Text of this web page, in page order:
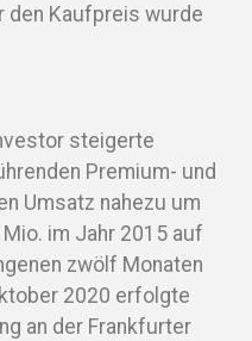
den Kaufpreis wurde
steigerte
Premium- und
Umsatz nahezu um
im Jahr 2015 auf
zwölf Monaten
2020 erfolgte
an der Frankfurter